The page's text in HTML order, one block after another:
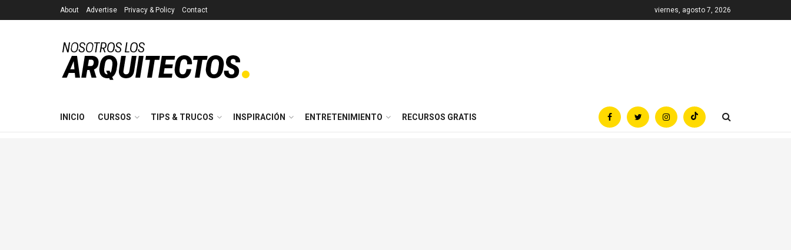
About Advertise Privacy & Policy Contact viernes, agosto 7, 2026
INICIO CURSOS TIPS & TRUCOS INSPIRACIÓN ENTRETENIMIENTO RECURSOS GRATIS